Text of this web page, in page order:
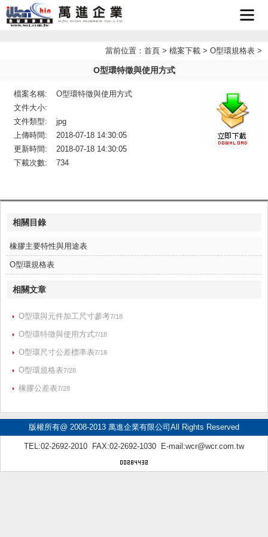
最新消
產品介
當前位置： 首頁 > 檔案下載 > O型環規格表 >
O型環特徵與使用方式
檔案名稱:
O型環特徵與使用方式
文件大小:
文件類型:
jpg
上傳時間:
2018-07-18 14:30:05
更新時間:
2018-07-18 14:30:05
下載次數:
734
相關目錄
橡膠主要特性與用途表
O型環規格表
相關文章
O型環與元件加工尺寸參考7/18
O型環特徵與使用方式7/18
O型環尺寸公差標準表7/18
O型環規格表7/28
橡膠公差表7/28
版權所有@ 2008-2013 萬進企業有限公司All Rights Reserved
TEL:02-2692-2010 FAX:02-2692-1030 E-mail:wcr@wcr.com.tw